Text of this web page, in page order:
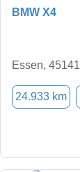
BMW X4
Essen, 45141
24.933 km